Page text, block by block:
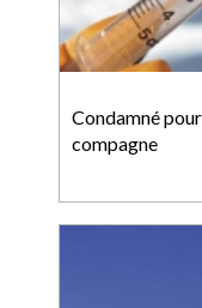
Condamné
compagne